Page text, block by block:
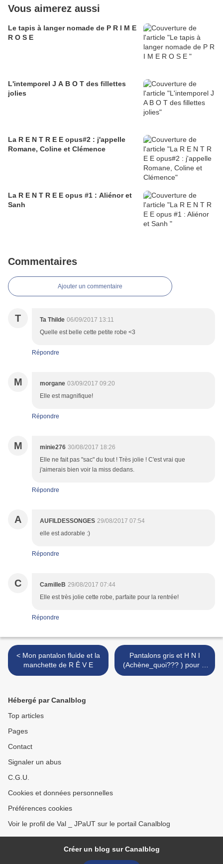
Vous aimerez aussi
Le tapis à langer nomade de P R I M E
R O S E
L'intemporel J A B O T des fillettes
jolies
La R E N T R E E opus#2 : j'appelle
Romane, Coline et Clémence
La R E N T R E E opus #1 : Aliénor et
Sanh
Commentaires
Ajouter un commentaire
T Ta Thilde 06/09/2017 13:11
Quelle est belle cette petite robe <3
Répondre
M morgane 03/09/2017 09:20
Elle est magnifique!
Répondre
M minie276 30/08/2017 18:26
Elle ne fait pas "sac" du tout ! Très jolie ! C'est vrai que
j'aimerais bien voir la miss dedans.
Répondre
A AUFILDESSONGES 29/08/2017 07:54
elle est adorable :)
Répondre
C CamilleB 29/08/2017 07:44
Elle est très jolie cette robe, parfaite pour la rentrée!
Répondre
< Mon pantalon fluide et la
manchette de R Ê V E
Pantalons gris et H N I
(Achène_quoi??? ) pour le
petit Pierre DLD ! >
Hébergé par Canalblog
Top articles
Pages
Contact
Signaler un abus
C.G.U.
Cookies et données personnelles
Préférences cookies
Voir le profil de Val _ JPaUT sur le portail Canalblog
Créer un blog sur Canalblog